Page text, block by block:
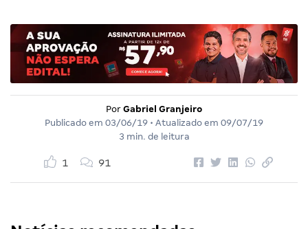
Por Gabriel Granjeiro
Publicado em 03/06/19 • Atualizado em 09/07/19
3 min. de leitura
1 91